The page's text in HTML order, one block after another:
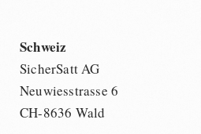
Schweiz
SicherSatt AG
Neuwiesstrasse 6
CH-8636 Wald